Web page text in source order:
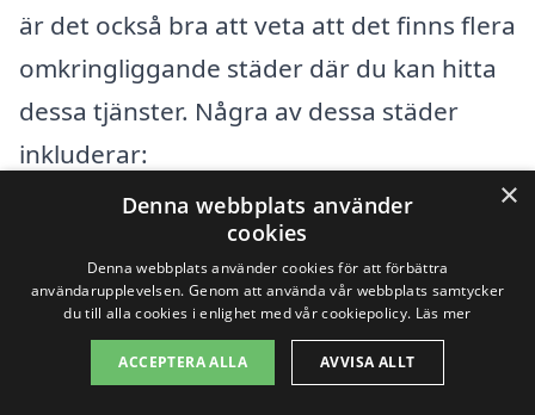
är det också bra att veta att det finns flera
omkringliggande städer där du kan hitta
dessa tjänster. Några av dessa städer
inkluderar:
Brokind
Finspång
×
Denna webbplats använder
cookies
Denna webbplats använder cookies för att förbättra
användarupplevelsen. Genom att använda vår webbplats samtycker
du till alla cookies i enlighet med vår cookiepolicy. Läs mer
ACCEPTERA ALLA AVVISA ALLT